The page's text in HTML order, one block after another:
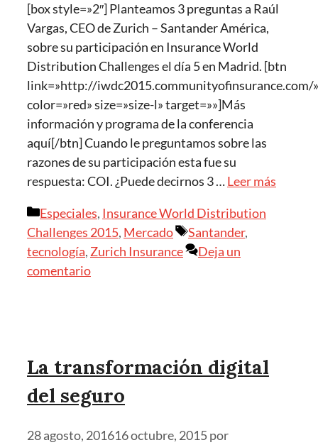
[box style=»2″] Planteamos 3 preguntas a Raúl
Vargas, CEO de Zurich – Santander América,
sobre su participación en Insurance World
Distribution Challenges el día 5 en Madrid. [btn
link=»http://iwdc2015.communityofinsurance.com/»
color=»red» size=»size-l» target=»»]Más
información y programa de la conferencia
aquí[/btn] Cuando le preguntamos sobre las
razones de su participación esta fue su
respuesta: COI. ¿Puede decirnos 3 …Leer más
Categorías
Especiales, Insurance World Distribution
Challenges 2015, Mercado Etiquetas
Santander,
tecnología, Zurich Insurance
Deja un
comentario
La transformación digital
del seguro
28 agosto, 201616 octubre, 2015por